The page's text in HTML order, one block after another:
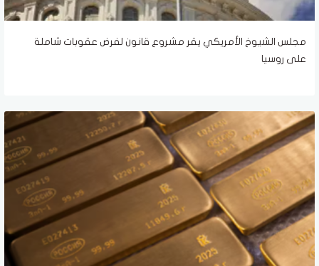
مجلس الشيوخ الأمريكي يقر مشروع قانون لفرض عقوبات شاملة
على روسيا